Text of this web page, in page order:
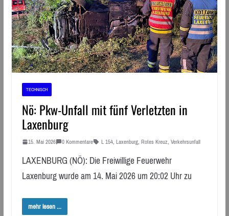
TECHNISCH
Nö: Pkw-Unfall mit fünf Verletzten in
Laxenburg
15. Mai 2026 0 Kommentare L 154, Laxenburg, Rotes Kreuz, Verkehrsunfall
LAXENBURG (NÖ): Die Freiwillige Feuerwehr
Laxenburg wurde am 14. Mai 2026 um 20:02 Uhr zu
mehr lesen ...